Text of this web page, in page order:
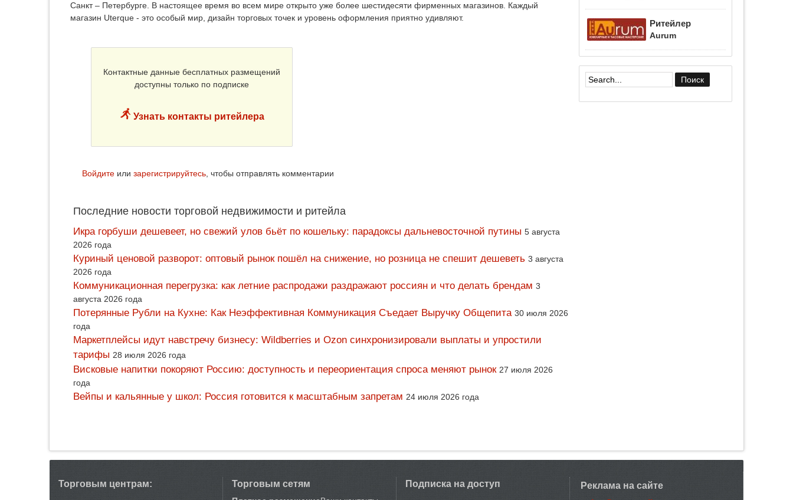
Санкт – Петербурге. В настоящее время во всем мире открыто уже более шестидесяти фирменных магазинов. Каждый
магазин Uterque - это особый мир, дизайн торговых точек и уровень оформления приятно удивляют.
Контактные данные бесплатных размещений
доступны только по подписке
Узнать контакты ритейлера
Войдите или зарегистрируйтесь, чтобы отправлять комментарии
Последние новости торговой недвижимости и ритейла
Икра горбуши дешевеет, но свежий улов бьёт по кошельку: парадоксы дальневосточной путины 5 августа
2026 года
Куриный ценовой разворот: оптовый рынок пошёл на снижение, но розница не спешит дешеветь 3 августа
2026 года
Коммуникационная перегрузка: как летние распродажи раздражают россиян и что делать брендам 3
августа 2026 года
Потерянные Рубли на Кухне: Как Неэффективная Коммуникация Съедает Выручку Общепита 30 июля 2026
года
Маркетплейсы идут навстречу бизнесу: Wildberries и Ozon синхронизировали выплаты и упростили
тарифы 28 июля 2026 года
Висковые напитки покоряют Россию: доступность и переориентация спроса меняют рынок 27 июля 2026
года
Вейпы и кальянные у школ: Россия готовится к масштабным запретам 24 июля 2026 года
Ритейлер
Aurum
Форма поиска
Торговым центрам: Торговым сетям Подписка на доступ
Реклама на сайте